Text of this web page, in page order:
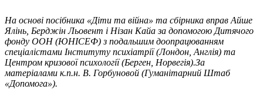
На основі посібника «Діти та війна» та сбірника вправ Айше
Ялінь, Берджін Льовент і Нізан Кайаза допомогою Дитячого
фонду ООН (ЮНІСЕФ) з подальшим доопрацюванням
спеціалістами Інституту психіатрії (Лондон, Англія) та
Центром кризової психології (Берген, Норвегія).За
матеріалами к.п.н. В. Горбуновой (Гуманітарний Штаб
«Допомога»).